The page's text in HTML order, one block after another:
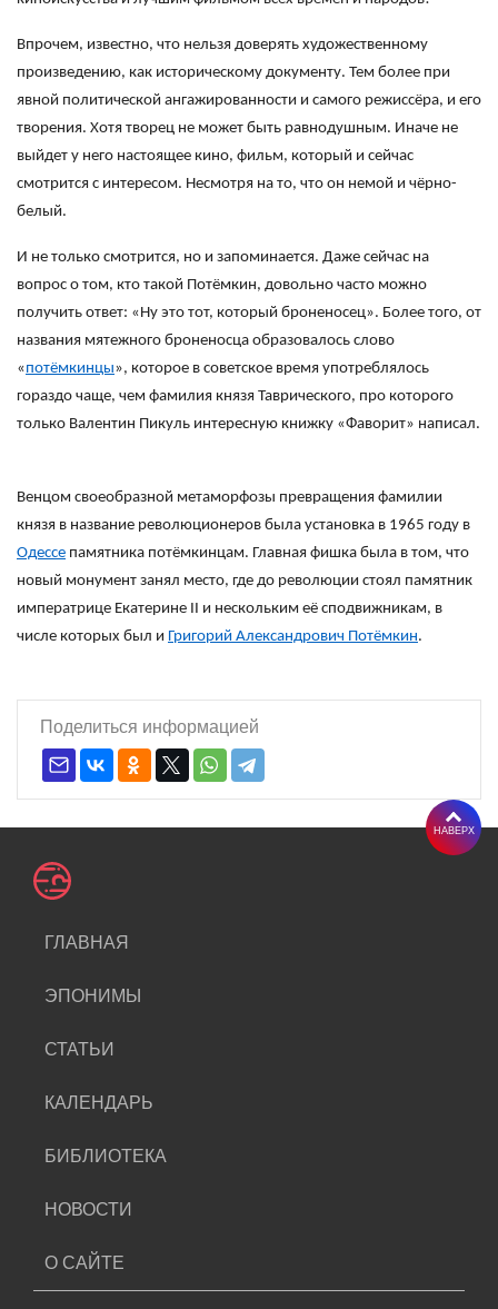
Впрочем, известно, что нельзя доверять художественному
произведению, как историческому документу. Тем более при
явной политической ангажированности и самого режиссёра, и его
творения. Хотя творец не может быть равнодушным. Иначе не
выйдет у него настоящее кино, фильм, который и сейчас
смотрится с интересом. Несмотря на то, что он немой и чёрно-
белый.
И не только смотрится, но и запоминается. Даже сейчас на
вопрос о том, кто такой Потёмкин, довольно часто можно
получить ответ: «Ну это тот, который броненосец». Более того, от
названия мятежного броненосца образовалось слово
«потёмкинцы», которое в советское время употреблялось
гораздо чаще, чем фамилия князя Таврического, про которого
только Валентин Пикуль интересную книжку «Фаворит» написал.
Венцом своеобразной метаморфозы превращения фамилии
князя в название революционеров была установка в 1965 году в
Одессе памятника потёмкинцам. Главная фишка была в том, что
новый монумент занял место, где до революции стоял памятник
императрице Екатерине II и нескольким её сподвижникам, в
числе которых был и Григорий Александрович Потёмкин.
Поделиться информацией
ГЛАВНАЯ
ЭПОНИМЫ
СТАТЬИ
КАЛЕНДАРЬ
БИБЛИОТЕКА
НОВОСТИ
О САЙТЕ
НАВЕРХ